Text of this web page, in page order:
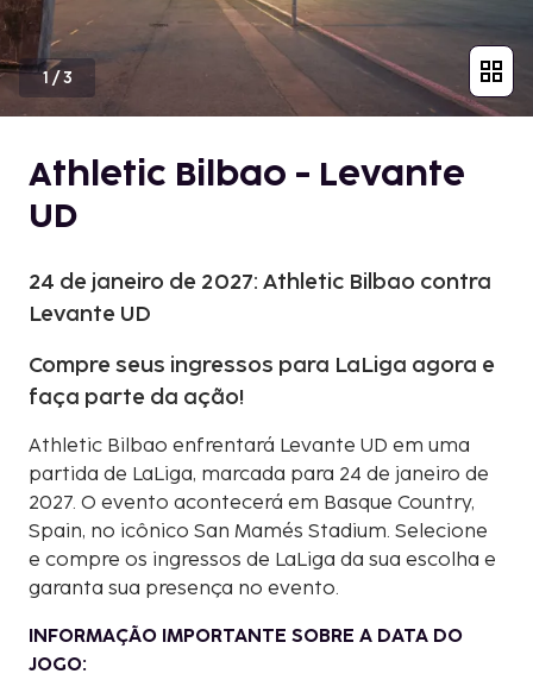
1/3
Athletic Bilbao - Levante
UD
24 de janeiro de 2027: Athletic Bilbao contra
Levante UD
Compre seus ingressos para LaLiga agora e
faça parte da ação!
Athletic Bilbao enfrentará Levante UD em uma
partida de LaLiga, marcada para 24 de janeiro de
2027. O evento acontecerá em Basque Country,
Spain, no icônico San Mamés Stadium. Selecione
e compre os ingressos de LaLiga da sua escolha e
garanta sua presença no evento.
INFORMAÇÃO IMPORTANTE SOBRE A DATA DO
JOGO: